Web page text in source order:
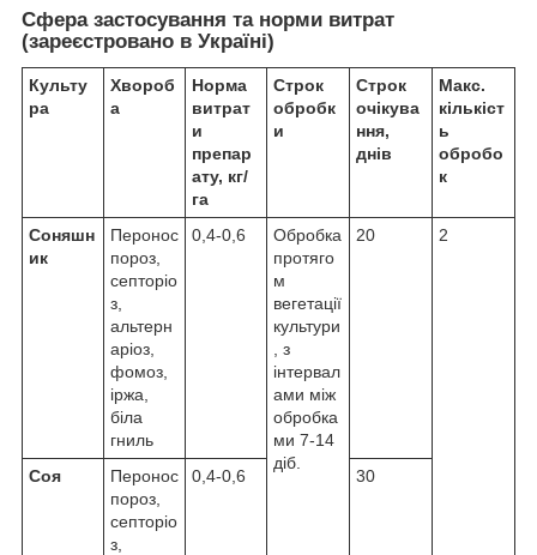
Cфера застосування та норми витрат
(зареєстровано в Україні)
Культу
ра
Хвороб
а
Норма
витрат
и
препар
ату, кг/
га
Строк
обробк
и
Строк
очікува
ння,
днів
Макс.
кількіст
ь
обробо
к
Соняшн
ик
Перонос
пороз,
септоріо
з,
альтерн
аріоз,
фомоз,
іржа,
біла
гниль
0,4-0,6
Обробка
протяго
м
вегетації
культури
, з
інтервал
ами між
обробка
ми 7-14
діб.
20 2
Соя
Перонос
пороз,
септоріо
з,
0,4-0,6 30